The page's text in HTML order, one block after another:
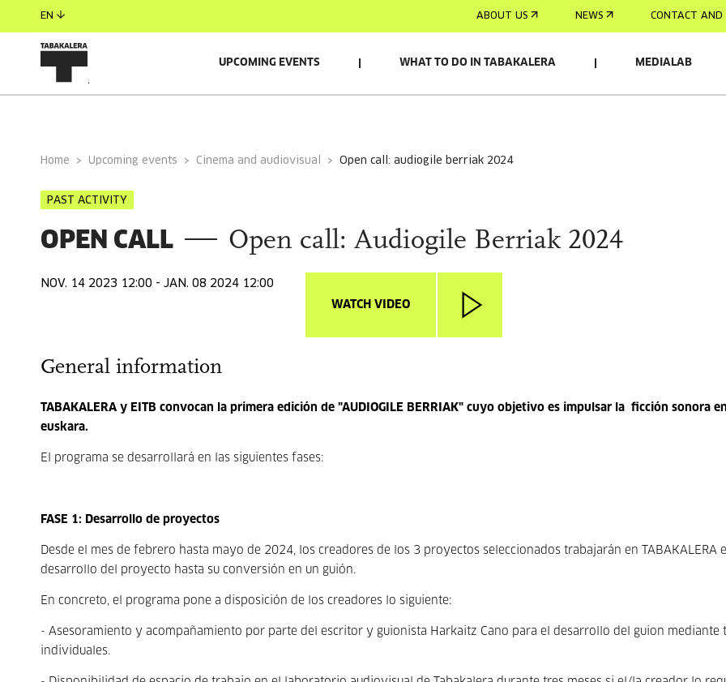
EN ABOUT US NEWS CONTACT AND
UPCOMING EVENTS WHAT TO DO IN TABAKALERA MEDIALAB
Home Upcoming events Cinema and audiovisual open call: audiogile berriak 2024
PAST ACTIVITY
OPEN CALL Open call: Audiogile Berriak 2024
NOV. 14 2023 12:00 - JAN. 08 2024 12:00
WATCH VIDEO
General information
TABAKALERA y EITB convocan la primera edición de "AUDIOGILE BERRIAK" cuyo objetivo es impulsar la ficción sonora en
euskara.
El programa se desarrollará en las siguientes fases:
FASE 1: Desarrollo de proyectos
Desde el mes de febrero hasta mayo de 2024, los creadores de los 3 proyectos seleccionados trabajarán en TABAKALERA el
desarrollo del proyecto hasta su conversión en un guión.
En concreto, el programa pone a disposición de los creadores lo siguiente:
- Asesoramiento y acompañamiento por parte del escritor y guionista Harkaitz Cano para el desarrollo del guion mediante
individuales.